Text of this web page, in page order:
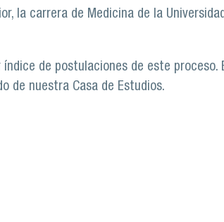
la carrera de Medicina de la
de postulaciones de este
de nuestra Casa de Estudios.
proceso de Admisión 2021